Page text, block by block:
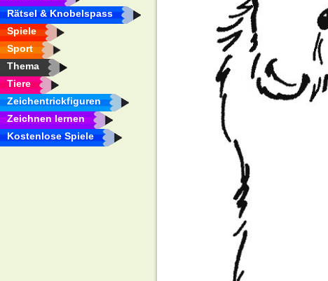
Rätsel & Knobelspass
Spiele
Sport
Thema
Tiere
Zeichentrickfiguren
Zeichnen lernen
Kostenlose Spiele